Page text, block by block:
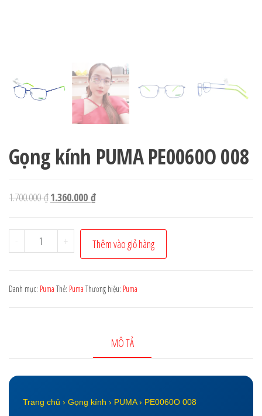
Gọng kính PUMA PE0060O 008
1.700.000₫Giá
là:
1.700.000 ₫.
1.360.000 ₫Giá
tại
là:
1.360.000 ₫.
-
Gọng
kính
PE0060O
+ Thêm vào giỏ hàng
Danh mục: Puma Thẻ: Puma Thương hiệu: Puma
MÔ TẢ
Trang chủ › Gọng kính › PUMA › PE0060O 008